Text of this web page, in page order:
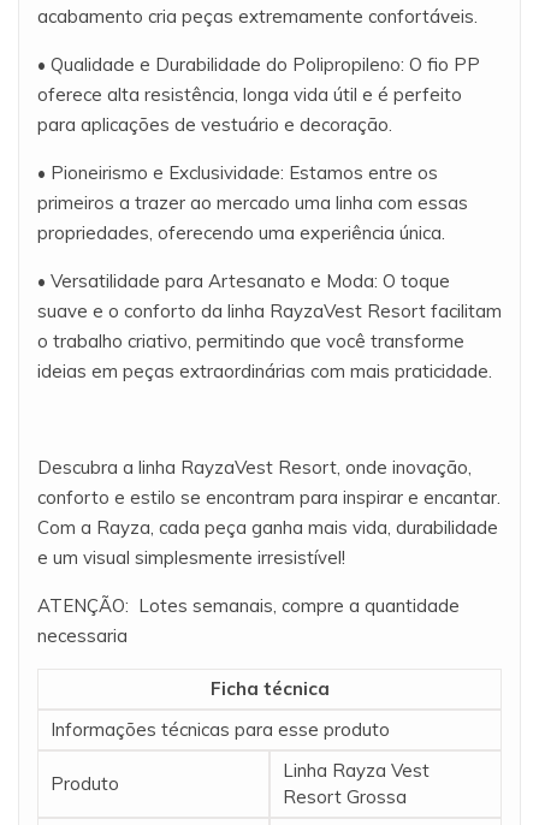
acabamento cria peças extremamente confortáveis.
• Qualidade e Durabilidade do Polipropileno: O fio PP
oferece alta resistência, longa vida útil e é perfeito
para aplicações de vestuário e decoração.
• Pioneirismo e Exclusividade: Estamos entre os
primeiros a trazer ao mercado uma linha com essas
propriedades, oferecendo uma experiência única.
• Versatilidade para Artesanato e Moda: O toque
suave e o conforto da linha RayzaVest Resort facilitam
o trabalho criativo, permitindo que você transforme
ideias em peças extraordinárias com mais praticidade.
Descubra a linha RayzaVest Resort, onde inovação,
conforto e estilo se encontram para inspirar e encantar.
Com a Rayza, cada peça ganha mais vida, durabilidade
e um visual simplesmente irresistível!
ATENÇÃO: Lotes semanais, compre a quantidade
necessaria
Ficha técnica
Informações técnicas para esse produto
Produto
Linha Rayza Vest
Resort Grossa